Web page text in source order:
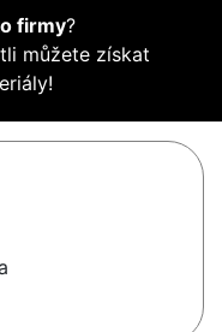
firmy?
můžete získat